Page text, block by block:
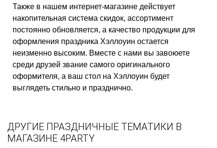
Также в нашем интернет-магазине действует
накопительная система скидок, ассортимент
постоянно обновляется, а качество продукции для
оформления праздника Хэллоуин остается
неизменно высоким. Вместе с нами вы завоюете
среди друзей звание самого оригинального
оформителя, а ваш стол на Хэллоуин будет
выглядеть стильно и празднично.
ДРУГИЕ ПРАЗДНИЧНЫЕ ТЕМАТИКИ В
МАГАЗИНЕ 4PARTY